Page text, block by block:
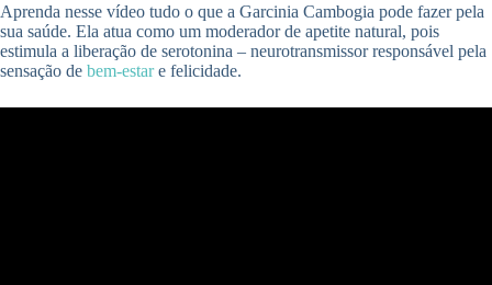
Aprenda nesse vídeo tudo o que a Garcinia Cambogia pode fazer pela
sua saúde. Ela atua como um moderador de apetite natural, pois
estimula a liberação de serotonina – neurotransmissor responsável pela
sensação de bem-estare felicidade.